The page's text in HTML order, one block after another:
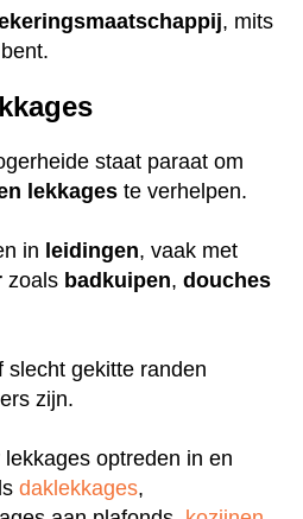
, mits
staat paraat om
lekkages te verhelpen.
in leidingen, vaak met
zoals badkuipen, douches
slecht gekitte randen
zijn.
optreden in en
daklekkages,